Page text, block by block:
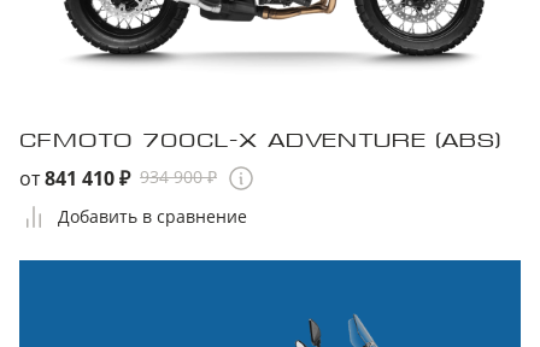
CFMOTO 700CL-X ADVENTURE (ABS)
от841 410 ₽ 934 900 ₽
Добавить в сравнение